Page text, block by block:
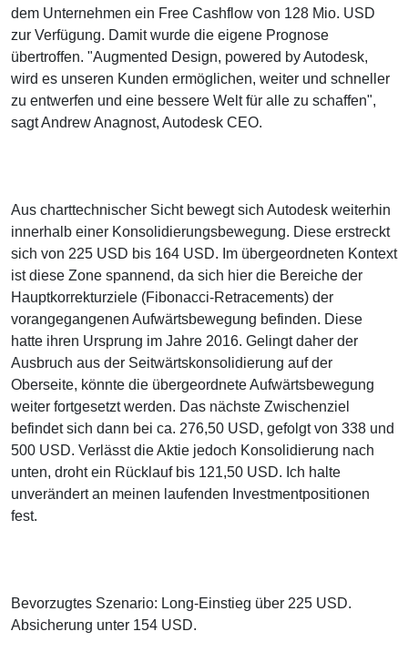
dem Unternehmen ein Free Cashflow von 128 Mio. USD
zur Verfügung. Damit wurde die eigene Prognose
übertroffen. "Augmented Design, powered by Autodesk,
wird es unseren Kunden ermöglichen, weiter und schneller
zu entwerfen und eine bessere Welt für alle zu schaffen",
sagt Andrew Anagnost, Autodesk CEO.
Aus charttechnischer Sicht bewegt sich Autodesk weiterhin
innerhalb einer Konsolidierungsbewegung. Diese erstreckt
sich von 225 USD bis 164 USD. Im übergeordneten Kontext
ist diese Zone spannend, da sich hier die Bereiche der
Hauptkorrekturziele (Fibonacci-Retracements) der
vorangegangenen Aufwärtsbewegung befinden. Diese
hatte ihren Ursprung im Jahre 2016. Gelingt daher der
Ausbruch aus der Seitwärtskonsolidierung auf der
Oberseite, könnte die übergeordnete Aufwärtsbewegung
weiter fortgesetzt werden. Das nächste Zwischenziel
befindet sich dann bei ca. 276,50 USD, gefolgt von 338 und
500 USD. Verlässt die Aktie jedoch Konsolidierung nach
unten, droht ein Rücklauf bis 121,50 USD. Ich halte
unverändert an meinen laufenden Investmentpositionen
fest.
Bevorzugtes Szenario: Long-Einstieg über 225 USD.
Absicherung unter 154 USD.